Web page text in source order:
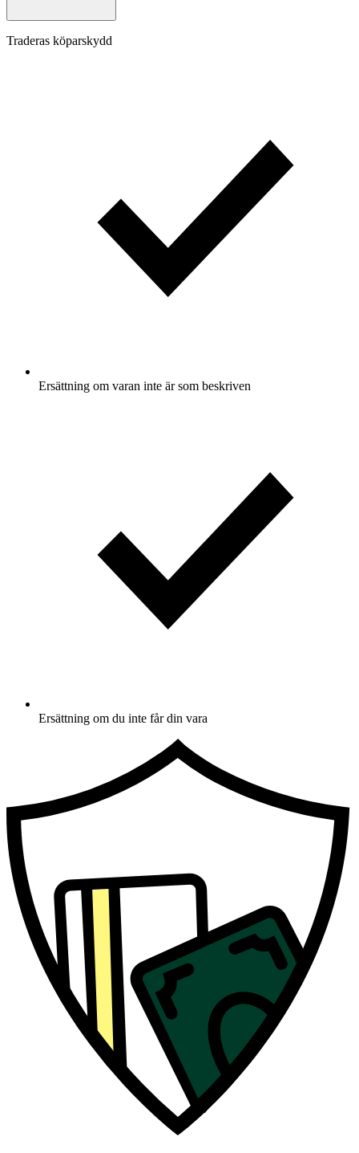
Traderas köparskydd
Ersättning om varan inte är som beskriven
Ersättning om du inte får din vara